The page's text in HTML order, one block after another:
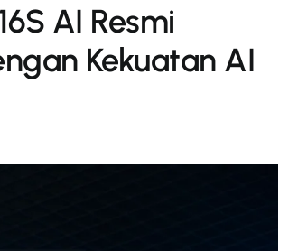
AI Resmi
Kekuatan AI